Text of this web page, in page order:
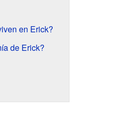
en Erick?
de Erick?